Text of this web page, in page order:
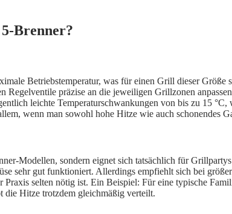
Brenner?
Betriebstemperatur, was für einen Grill dieser Größe
präzise an die jeweiligen Grillzonen
leichte Temperaturschwankungen von bis zu 15
wenn man sowohl hohe Hitze wie auch schonendes
Modellen, sondern eignet sich tatsächlich für
sehr gut funktioniert. Allerdings empfiehlt sich bei
selten nötig ist. Ein Beispiel: Für eine typische
die Hitze trotzdem gleichmäßig verteilt.